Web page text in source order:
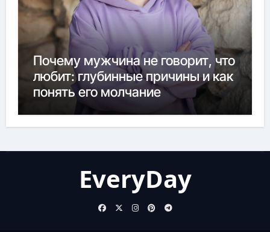
Почему мужчина не говорит, что
любит: глубинные причины и как
понять его молчание
EveryDay